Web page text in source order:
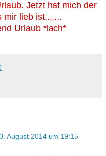
Jetzt hat mich der
mir lieb ist.......
Urlaub *lach*
August 2014 um 19:15